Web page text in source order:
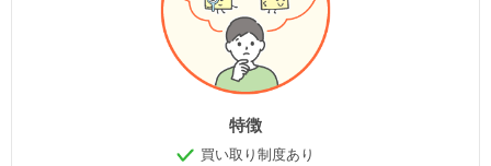
特徴
買い取り制度あり